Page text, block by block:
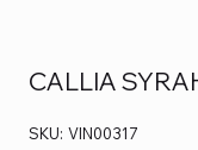
CALLIA
SKU: SKU
VIN00317
VIN00317